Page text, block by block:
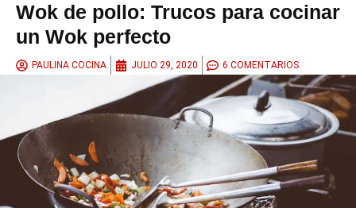
Wok de pollo: Trucos para cocinar
un Wok perfecto
PAULINA COCINA JULIO 29, 2020 6 COMENTARIOS